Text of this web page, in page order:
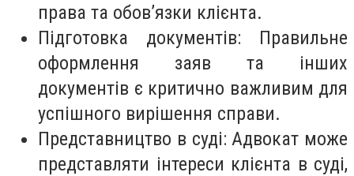
права та обов’язки клієнта.
Підготовка документів: Правильне
оформлення заяв та інших
документів є критично важливим для
успішного вирішення справи.
Представництво в суді: Адвокат може
представляти інтереси клієнта в суді,